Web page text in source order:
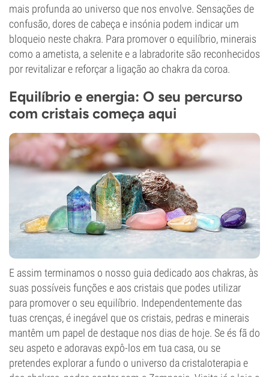
mais profunda ao universo que nos envolve. Sensações de
confusão, dores de cabeça e insónia podem indicar um
bloqueio neste chakra. Para promover o equilíbrio, minerais
como a ametista, a selenite e a labradorite são reconhecidos
por revitalizar e reforçar a ligação ao chakra da coroa.
Equilíbrio e energia: O seu percurso
com cristais começa aqui
E assim terminamos o nosso guia dedicado aos chakras, às
suas possíveis funções e aos cristais que podes utilizar
para promover o seu equilíbrio. Independentemente das
tuas crenças, é inegável que os cristais, pedras e minerais
mantêm um papel de destaque nos dias de hoje. Se és fã do
seu aspeto e adoravas expô-los em tua casa, ou se
pretendes explorar a fundo o universo da cristaloterapia e